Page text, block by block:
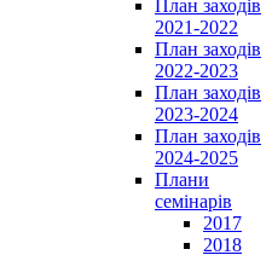
План заходів
2021-2022
План заходів
2022-2023
План заходів
2023-2024
План заходів
2024-2025
Плани
семінарів
2017
2018